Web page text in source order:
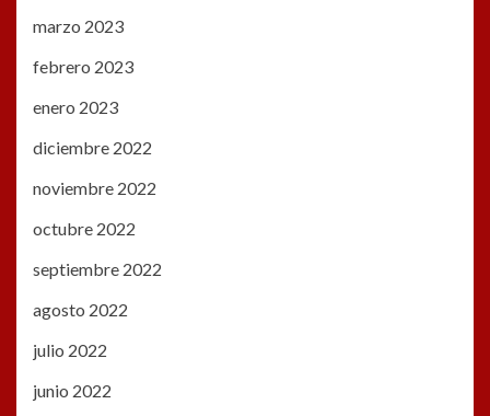
marzo 2023
febrero 2023
enero 2023
diciembre 2022
noviembre 2022
octubre 2022
septiembre 2022
agosto 2022
julio 2022
junio 2022